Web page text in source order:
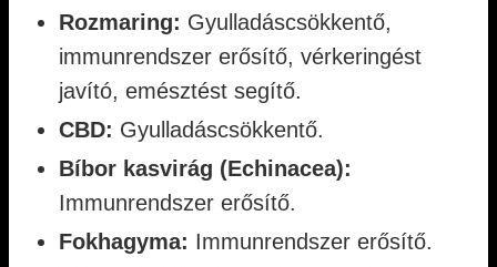
Rozmaring: Gyulladáscsökkentő,
immunrendszer erősítő, vérkeringést
javító, emésztést segítő.
CBD: Gyulladáscsökkentő.
Bíbor kasvirág (Echinacea):
Immunrendszer erősítő.
Fokhagyma: Immunrendszer erősítő.